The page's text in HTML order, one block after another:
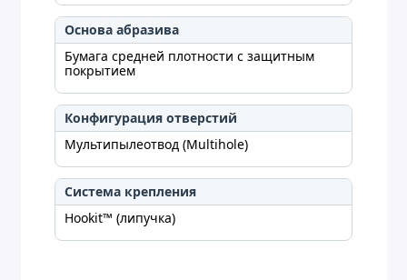
Основа абразива
Бумага средней плотности с защитным
покрытием
Конфигурация отверстий
Мультипылеотвод (Multihole)
Система крепления
Hookit™ (липучка)